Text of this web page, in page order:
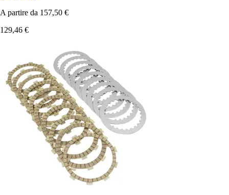
A partire da 157,50 €
129,46 €